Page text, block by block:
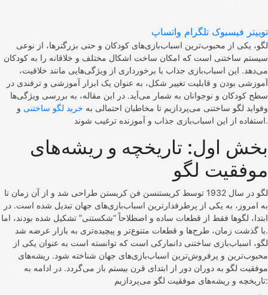
توییتر فیسبوک تلگرام واتساپ
لگو، یکی از محبوب‌ترین اسباب‌بازی‌های کودکان و حتی بزرگترها، از نوعی
سیستم ساختنی است که امکان ساخت اشکال مختلف و خلاقانه را به کودکان
می‌دهد. این اسباب‌بازی جذاب با برخورداری از ویژگی‌هایی مانند خلاقیت،
آموزشی بودن و قابلیت تغییر شکل، به عنوان یک ابزار آموزشی و ترفندی در
سطح کودکان و نوجوانان به شمار می‌آید. در این مقاله، به بررسی ویژگی‌ها
وفواید لگو ساختنی می‌پردازیم تا مخاطبان احتمالی به خرید لگو ساختنی و
استفاده از این اسباب‌بازی جذاب و آموزنده ترغیب شوند.
بخش اول: تاریخچه و ریشه‌های
موفقیت لگو
لگو در سال 1932 توسط کریستنسن فن کریستن طراحی شد و از آن زمان تا
به امروز، به یکی از پرطرفدارترین اسباب‌بازی‌های جهان تبدیل شده است. در
ابتدا، لگوها فقط از قطعات ساده و اصطلاحاً “شکستنی” تشکیل شده بودند، اما
با گذشت زمان، طرح‌ها و قطعات متنوع‌تر و پیچیده‌تری به بازار عرضه شد.
لگو، اسباب‌بازی ساختنی دانمارکی است که توانسته است به عنوان یکی از
محبوب‌ترین و پرفروش‌ترین اسباب‌بازی‌های جهان شناخته شود. ریشه‌های
موفقیت لگو به دوران دور از ابتدای قرن بیستم باز می‌گردد. در ادامه به
تاریخچه و ریشه‌های موفقیت لگو می‌پردازیم: